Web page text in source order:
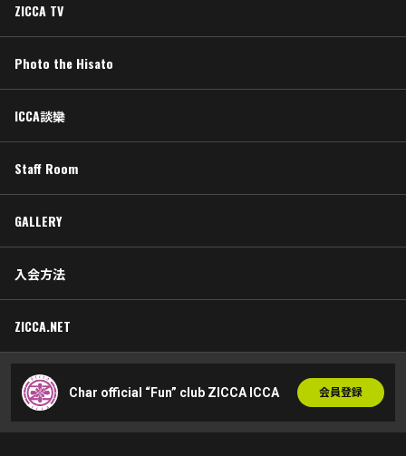
ZICCA TV
Photo the Hisato
ICCA談欒
Staff Room
GALLERY
入会方法
ZICCA.NET
Char official “Fun” club ZICCA ICCA 会員登録